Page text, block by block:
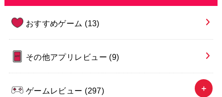
おすすめゲーム (13)
その他アプリレビュー (9)
ゲームレビュー (297)